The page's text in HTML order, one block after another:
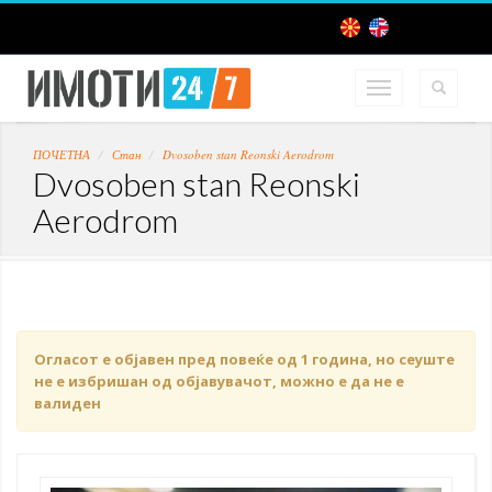
ПОЧЕТНА Стан Dvosoben stan Reonski Aerodrom
Dvosoben stan Reonski
Aerodrom
Огласот е објавен пред повеќе од 1 година, но сеуште
не е избришан од објавувачот, можно е да не е
валиден